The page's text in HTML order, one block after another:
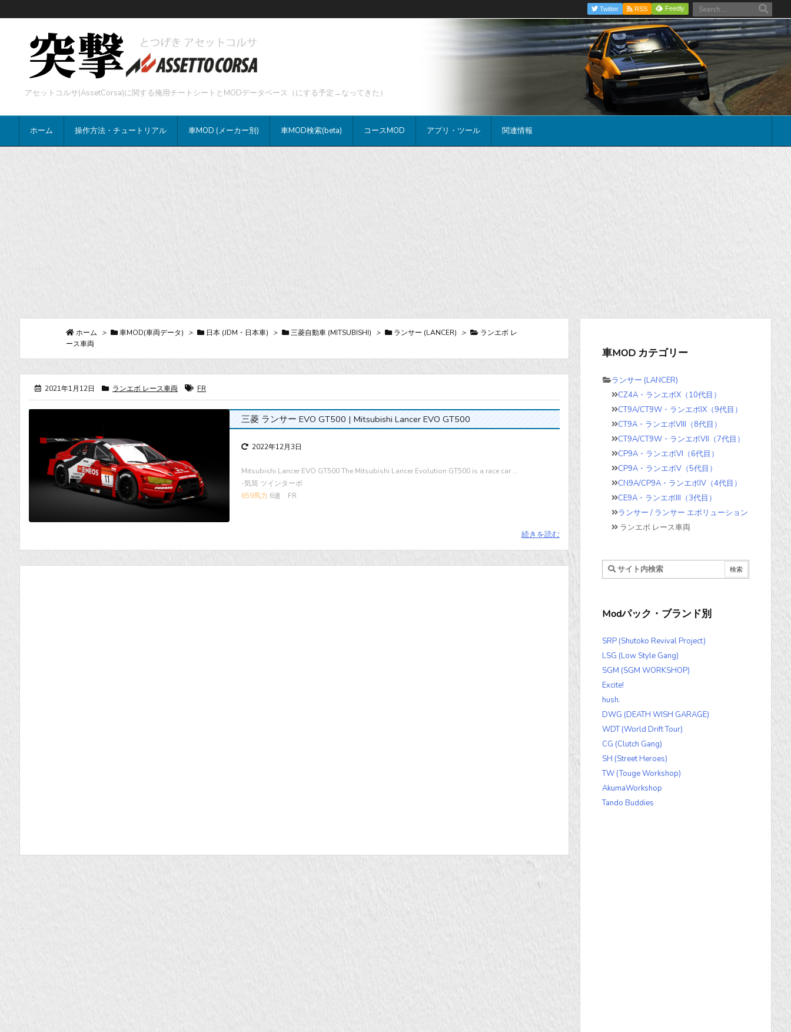
アセットコルサ(AssetCorsa)に関する俺用チートシートとMODデータベース（にする予定→なってきた）
ホーム 操作方法・チュートリアル 車MOD (メーカー別) 車MOD検索(beta) コースMOD アプリ・ツール 関連情報
Twitter RSS Feedly
ホーム > 車MOD(車両データ) > 日本 (JDM・日本車) > 三菱自動車 (MITSUBISHI) > ランサー (LANCER) >
ランエボ レ
ース車両
2021年1月12日 ランエボ レース車両 FR
三菱 ランサー EVO GT500 | Mitsubishi Lancer EVO GT500
2022年12月3日
Mitsubishi Lancer EVO GT500 The Mitsubishi Lancer Evolution GT500 is a race car ...
-気筒 ツインターボ
659馬力 6速 FR
続きを読む
車MOD カテゴリー
ランサー (LANCER)
CZ4A・ランエボX（10代目）
CT9A/CT9W・ランエボIX（9代目）
CT9A・ランエボVIII（8代目）
CT9A/CT9W・ランエボVII（7代目）
CP9A・ランエボVI（6代目）
CP9A・ランエボV（5代目）
CN9A/CP9A・ランエボIV（4代目）
CE9A・ランエボIII（3代目）
ランサー / ランサー エボリューション
ランエボ レース車両
Modパック・ブランド別
SRP (Shutoko Revival Project)
LSG (Low Style Gang)
SGM (SGM WORKSHOP)
Excite!
hush.
DWG (DEATH WISH GARAGE)
WDT (World Drift Tour)
CG (Clutch Gang)
SH (Street Heroes)
TW (Touge Workshop)
AkumaWorkshop
Tando Buddies